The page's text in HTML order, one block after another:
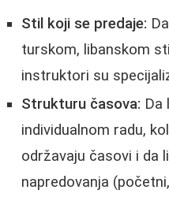
Stil koji se predaje:
turskom, libanskom
instruktori su
Strukturu časova: Da
individualnom radu,
održavaju časovi i da
napredovanja